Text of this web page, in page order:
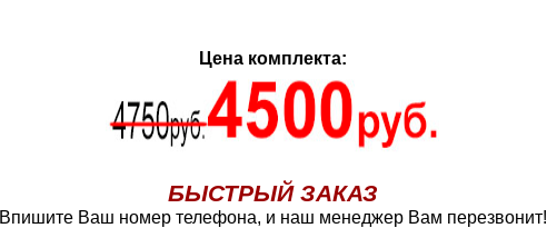
Цена комплекта:
БЫСТРЫЙ ЗАКАЗ
Впишите Ваш номер телефона, и наш менеджер Вам перезвонит!